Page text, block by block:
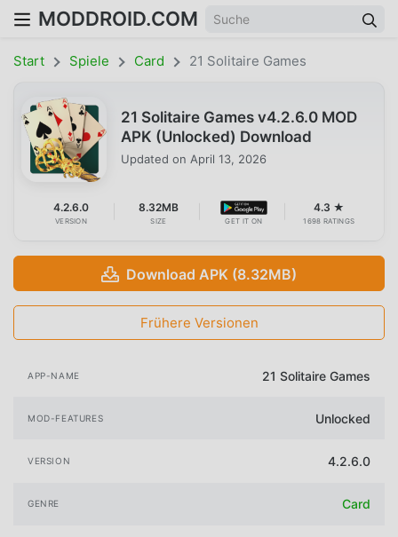
MODDROID.COM
Start Spiele Card 21 Solitaire Games
21 Solitaire Games v4.2.6.0 MOD
APK (Unlocked) Download
Updated on April 13, 2026
4.2.6.0
VERSION
8.32MB
SIZE GET IT ON
4.3 ★
1698 RATINGS
Download APK (8.32MB)
Frühere Versionen
APP-NAME 21 Solitaire Games
MOD-FEATURES Unlocked
VERSION 4.2.6.0
GENRE Card